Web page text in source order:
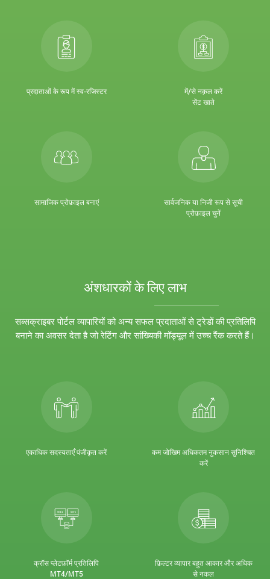
प्रदाताओं के रूप में स्व-रजिस्टर
में/से नक़ल करें
सेंट खाते
सामाजिक प्रोफ़ाइल बनाएं
सार्वजनिक या निजी रूप से सूची
प्रोफ़ाइल चुनें
अंशधारकों के लिए लाभ
सब्सक्राइबर पोर्टल व्यापारियों को अन्य सफल प्रदाताओं से ट्रेडों की प्रतिलिपि
बनाने का अवसर देता है जो रेटिंग और सांख्यिकी मॉड्यूल में उच्च रैंक करते हैं।
एकाधिक सदस्यताएँ पंजीकृत करें
कम जोखिम अधिकतम नुकसान सुनिश्चित
करें
क्रॉस प्लेटफ़ॉर्म प्रतिलिपि
MT4/MT5
फ़िल्टर व्यापार बहुत आकार और अधिक
से नकल